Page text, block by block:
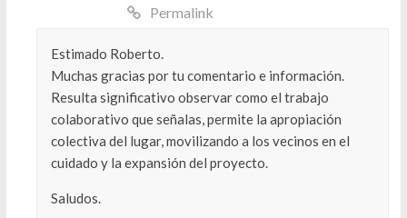
Permalink
Estimado Roberto.
Muchas gracias por tu comentario e información.
Resulta significativo observar como el trabajo
colaborativo que señalas, permite la apropiación
colectiva del lugar, movilizando a los vecinos en el
cuidado y la expansión del proyecto.
Saludos.